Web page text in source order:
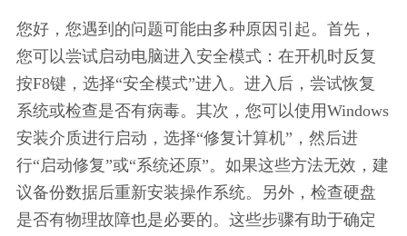
您好，您遇到的问题可能由多种原因引起。首先，
您可以尝试启动电脑进入安全模式：在开机时反复
按F8键，选择“安全模式”进入。进入后，尝试恢复
系统或检查是否有病毒。其次，您可以使用Windows
安装介质进行启动，选择“修复计算机”，然后进
行“启动修复”或“系统还原”。如果这些方法无效，建
议备份数据后重新安装操作系统。另外，检查硬盘
是否有物理故障也是必要的。这些步骤有助于确定